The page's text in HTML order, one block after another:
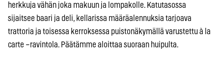
herkkuja vähän joka makuun ja lompakolle. Katutasossa
sijaitsee baari ja deli, kellarissa määräalennuksia tarjoava
trattoria ja toisessa kerroksessa puistonäkymällä varustettu à la
carte –ravintola. Päätämme aloittaa suoraan huipulta.